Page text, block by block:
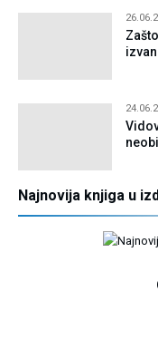
Najnovija knjiga u